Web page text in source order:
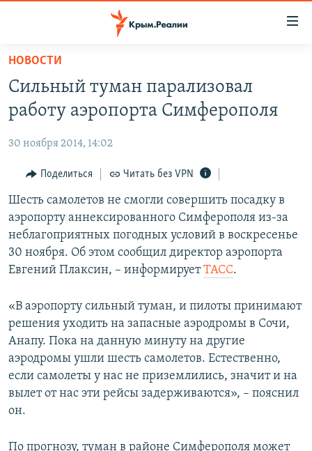
Вернуться
основному
содержанию
Вернутся
навигации
Вернутся
поиску
СПЕЦПРОЕКТЫ
КАРТА ВОЕННЫХ ОБЪЕКТОВ КРЫМА
11 ЛЕТ ОККУПАЦИИ КРЫМА. 11 ИСТОРИЙ СОПРОТИВЛЕНИЯ
ВОДА
ИСТОРИЯ
ЕЩЕ
ИНТЕРАКТИВ
ИНФОГРАФИКА
ТЕЛЕПРОЕКТ КРЫМ.РЕАЛИИ
СОВЕТЫ ПРАВОЗАЩИТНИКОВ
ПОБЕДИТЕЛЕЙ НЕ СУДЯТ?
КРЫМ.НЕПОКОРЕННЫЙ
ELIFBE
УКРАИНСКАЯ ПРОБЛЕМА КРЫМА
РАДІО СВОБОДА
КАК ОБОЙТИ БЛОКИРОВКУ
Українською
ПРИСОЕДИНЯЙТЕСЬ!
НОВОСТИ
Сильный туман парализовал
работу аэропорта Симферополя
30 ноября 2014, 14:02
Поделиться Читать без VPN
Шесть самолетов не смогли совершить посадку в
аэропорту аннексированного Симферополя из-за
неблагоприятных погодных условий в воскресенье
30 ноября. Об этом сообщил директор аэропорта
Евгений Плаксин, – информируетТАСС.
«В аэропорту сильный туман, и пилоты принимают
решения уходить на запасные аэродромы в Сочи,
Анапу. Пока на данную минуту на другие
аэродромы ушли шесть самолетов. Естественно,
если самолеты у нас не приземлились, значит и на
вылет от нас эти рейсы задерживаются», – пояснил
он.
По прогнозу, туман в районе Симферополя может